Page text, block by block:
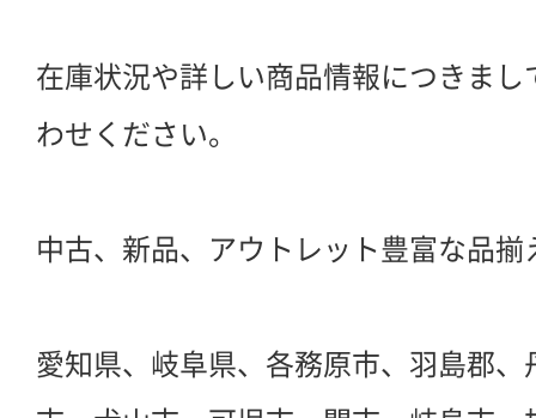
在庫状況や詳しい商品情報につきま
わせください。
中古、新品、アウトレット豊富な品揃
愛知県、岐阜県、各務原市、羽島郡